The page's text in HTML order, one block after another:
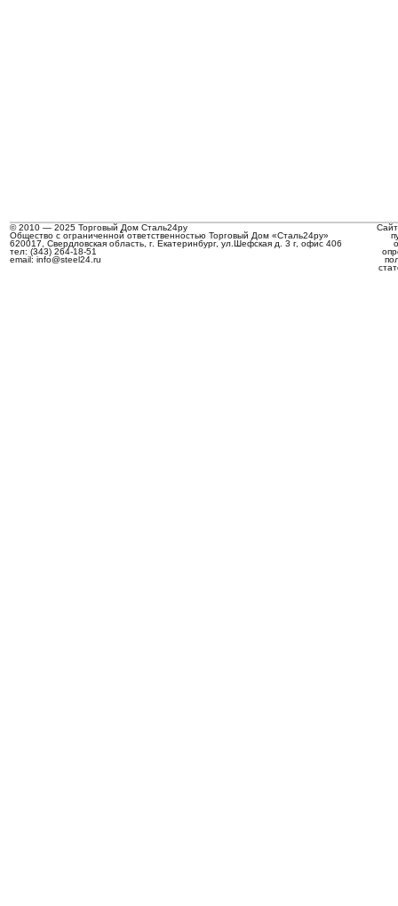
© 2010 — 2025 Торговый Дом Сталь24ру
Общество с ограниченной ответственностью Торговый Дом «Сталь24ру»
620017, Свердловская область, г. Екатеринбург, ул.Шефская д. 3 г, офис 406
тел: (343) 264-18-51
email: info@steel24.ru